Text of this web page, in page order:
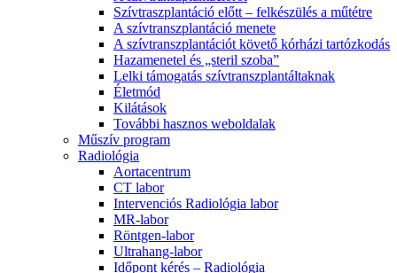
Szívtraszplantáció előtt – felkészülés a műtétre
A szívtranszplantáció menete
A szívtranszplantációt követő kórházi tartózkodás
Hazamenetel és „steril szoba”
Lelki támogatás szívtranszplantáltaknak
Életmód
Kilátások
További hasznos weboldalak
Műszív program
Radiológia
Aortacentrum
CT labor
Intervenciós Radiológia labor
MR-labor
Röntgen-labor
Ultrahang-labor
Időpont kérés – Radiológia